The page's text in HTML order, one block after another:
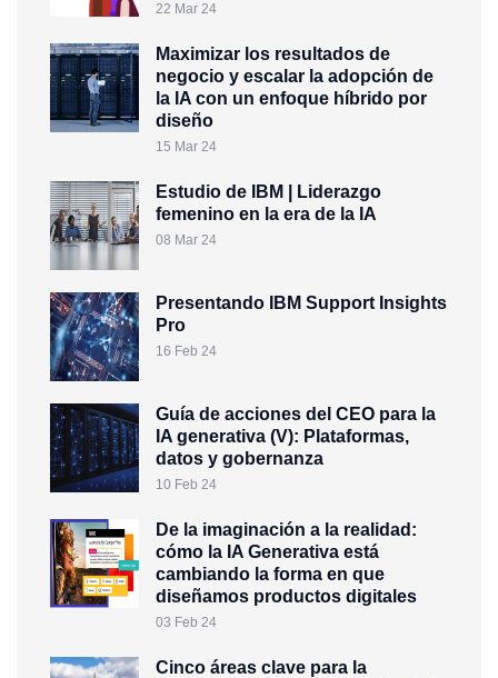
22 Mar 24
Maximizar los resultados de
negocio y escalar la adopción de
la IA con un enfoque híbrido por
diseño
15 Mar 24
Estudio de IBM | Liderazgo
femenino en la era de la IA
08 Mar 24
Presentando IBM Support Insights
Pro
16 Feb 24
Guía de acciones del CEO para la
IA generativa (V): Plataformas,
datos y gobernanza
10 Feb 24
De la imaginación a la realidad:
cómo la IA Generativa está
cambiando la forma en que
diseñamos productos digitales
03 Feb 24
Cinco áreas clave para la